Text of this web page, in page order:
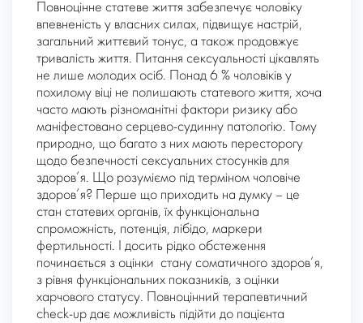
Повноцінне статеве життя забезпечує чоловіку
впевненість у власних силах, підвищує настрій,
загальний життєвий тонус, а також продовжує
тривалість життя. Питання сексуальності цікавлять
не лише молодих осіб. Понад 6 % чоловіків у
похилому віці не полишають статевого життя, хоча
часто мають різноманітні фактори ризику або
маніфестовано серцево-судинну патологію. Тому
природно, що багато з них мають пересторогу
щодо безпечності сексуальних стосунків для
здоров’я. Що розуміємо під терміном чоловіче
здоров’я? Перше що приходить на думку – це
стан статевих органів, їх функціональна
спроможність, потенція, лібідо, маркери
фертильності. І досить рідко обстеження
починається з оцінки стану соматичного здоров’я,
з рівня функціональних показників, з оцінки
харчового статусу. Повноцінний терапевтичний
check-up дає можливість підійти до пацієнта